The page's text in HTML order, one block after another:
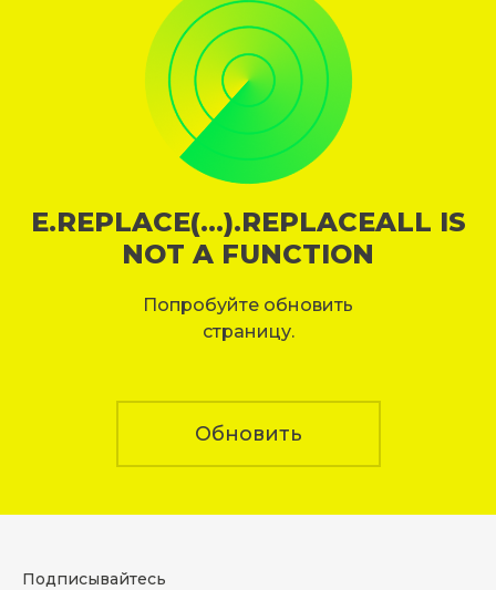
E.REPLACE(...).REPLACEALL IS
NOT A FUNCTION
Попробуйте обновить
страницу.
Обновить
Подписывайтесь